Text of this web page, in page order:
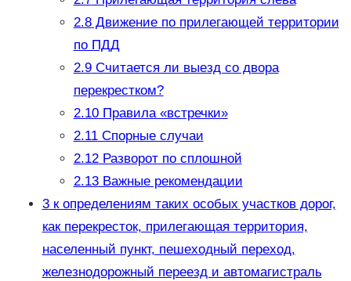
2.8Движение по прилегающей территории
по ПДД
2.9Считается ли выезд со двора
перекрестком?
2.10Правила «встречки»
2.11Спорные случаи
2.12Разворот по сплошной
2.13Важные рекомендации
3к определениям таких особых участков дорог,
как перекресток, прилегающая территория,
населенный пункт, пешеходный переход,
железнодорожный переезд и автомагистраль